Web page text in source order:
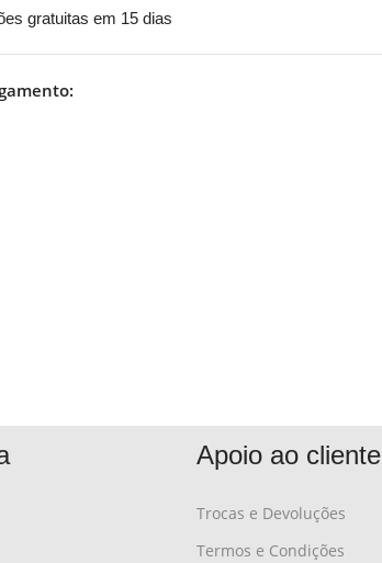
gratuitas em 15 dias
Apoio ao cliente
Trocas e Devoluções
Termos e Condições